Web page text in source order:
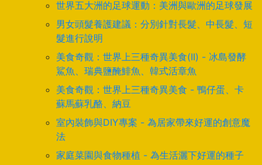
世界五大洲的足球運動：美洲與歐洲的足球發展
男女頭髮養護建議：分別針對長髮、中長髮、短
髮進行說明
美食奇觀：世界上三種奇異美食(II) - 冰島發酵
鯊魚、瑞典鹽醃鯡魚、韓式活章魚
美食奇觀：世界上三種奇異美食 - 鴨仔蛋、卡
蘇馬蘇乳酪、納豆
室內裝飾與DIY專案 - 為居家帶來好運的創意魔
法
家庭菜園與食物種植 - 為生活灑下好運的種子